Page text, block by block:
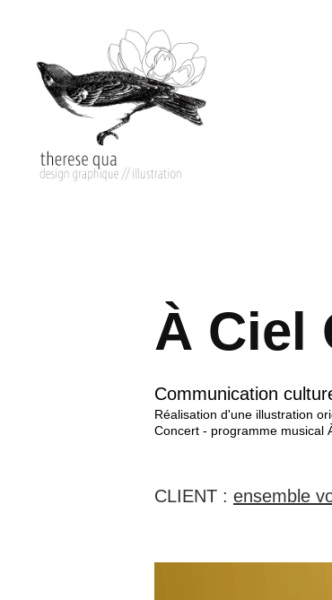
À Ciel
Communication
Réalisation d'une illustration
Concert - programme musical
CLIENT : ensemble